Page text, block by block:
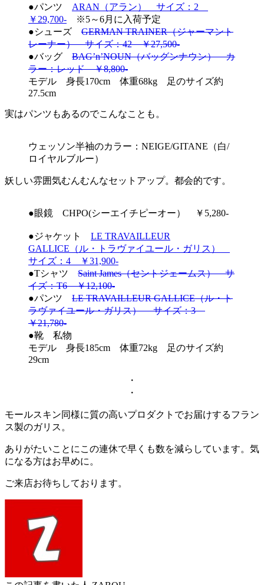
●パンツ ARAN（アラン） サイズ：2
￥29,700- ※5～6月に入荷予定
●シューズ GERMAN TRAINER（ジャーマント
レーナー） サイズ：42 ￥27,500-
●バッグ BAG’n’NOUN（バッグンナウン） カ
ラー：レッド ￥8,800-
モデル 身長170cm 体重68kg 足のサイズ約
27.5cm
実はパンツもあるのでこんなことも。
ウェッソン半袖のカラー：NEIGE/GITANE（白/
ロイヤルブルー）
妖しい雰囲気むんむんなセットアップ。都会的です。
●眼鏡 CHPO(シーエイチピーオー） ￥5,280-
●ジャケット LE TRAVAILLEUR
GALLICE（ル・トラヴァイユール・ガリス）
サイズ：4 ￥31,900-
●Tシャツ Saint James（セントジェームス） サ
イズ：T6 ￥12,100-
●パンツ LE TRAVAILLEUR GALLICE（ル・ト
ラヴァイユール・ガリス） サイズ：3
￥21,780-
●靴 私物
モデル 身長185cm 体重72kg 足のサイズ約
29cm
・
・
モールスキン同様に質の高いプロダクトでお届けするフラン
ス製のガリス。
ありがたいことにこの連休で早くも数を減らしています。気
になる方はお早めに。
ご来店お待ちしております。